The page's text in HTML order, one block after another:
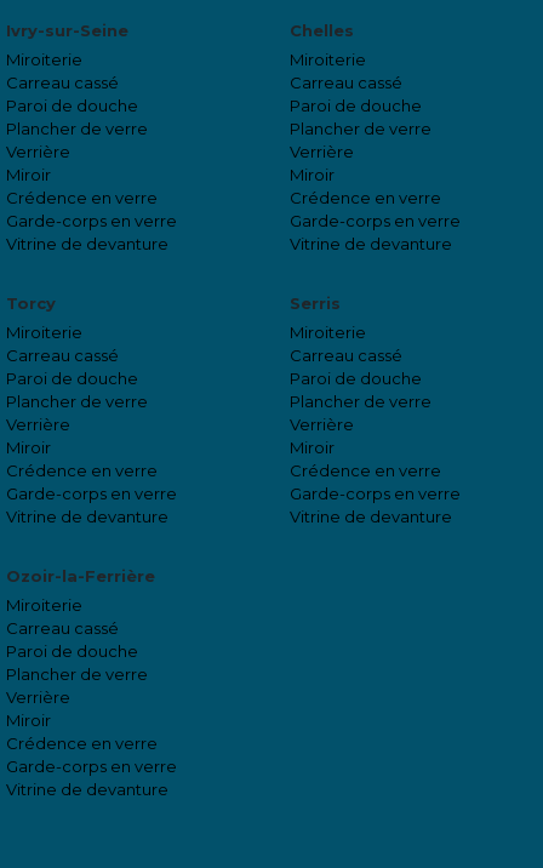
Ivry-sur-Seine
Miroiterie
Carreau cassé
Paroi de douche
Plancher de verre
Verrière
Miroir
Crédence en verre
Garde-corps en verre
Vitrine de devanture
Chelles
Miroiterie
Carreau cassé
Paroi de douche
Plancher de verre
Verrière
Miroir
Crédence en verre
Garde-corps en verre
Vitrine de devanture
Torcy
Miroiterie
Carreau cassé
Paroi de douche
Plancher de verre
Verrière
Miroir
Crédence en verre
Garde-corps en verre
Vitrine de devanture
Serris
Miroiterie
Carreau cassé
Paroi de douche
Plancher de verre
Verrière
Miroir
Crédence en verre
Garde-corps en verre
Vitrine de devanture
Ozoir-la-Ferrière
Miroiterie
Carreau cassé
Paroi de douche
Plancher de verre
Verrière
Miroir
Crédence en verre
Garde-corps en verre
Vitrine de devanture